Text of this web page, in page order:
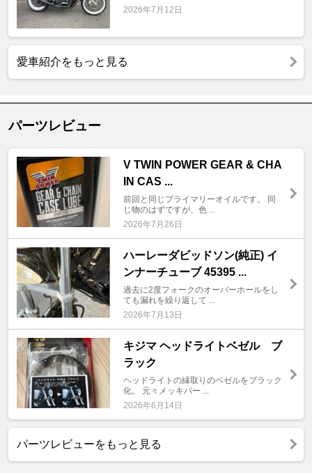
2026年7月12日
愛車紹介をもっと見る
パーツレビュー
V TWIN POWER GEAR & CHA
IN CAS ...
前回と同じプライマリーオイルです。 同
じ物のはずですが、色 ...
2026年7月26日
ハーレーダビッドソン(純正) イ
ンナーチューブ 45395 ...
過去に2度フォークのオーバーホールをし
ても漏れを繰り返して ...
2026年7月13日
キジマ ヘッドライトベゼル ブ
ラック
ヘッドライトの縁取りのベゼルをブラック
化。 元々メッキパー ...
2026年6月14日
パーツレビューをもっと見る